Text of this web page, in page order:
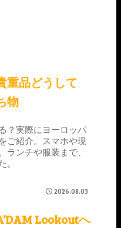
重品どうして
物
？実際にヨーロッパ
ご紹介。スマホや現
ンチや服装まで、
2026.08.03
Lookoutへ